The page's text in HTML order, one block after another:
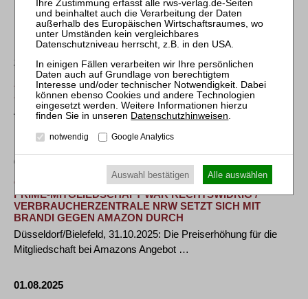
Nr. 180/2024 vom 11.09.2024 Urteil vom 11. September 2024 -
I ZR 168/23 Der unter anderem für das …
26.11.2025
ATRADIUS: VERBRAUCHER GEHEN AM BLACK FRIDAY
AUF SPARKURS
Atradius erwartet Umsatzrückgang am Schnäppchentag
03.11.2025
OLG DÜSSELDORF BESTÄTIGT: PREISERHÖHUNG FÜR
PRIME-MITGLIEDSCHAFT WAR RECHTSWIDRIG /
VERBRAUCHERZENTRALE NRW SETZT SICH MIT
BRANDI GEGEN AMAZON DURCH
Düsseldorf/Bielefeld, 31.10.2025: Die Preiserhöhung für die
Mitgliedschaft bei Amazons Angebot …
01.08.2025
Datenschutzhinweisen
notwendig Google Analytics
Auswahl bestätigen Alle auswählen